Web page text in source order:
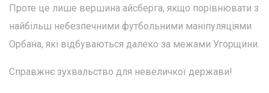
Проте це лише вершина айсберга, якщо порівнювати з
найбільш небезпечними футбольними маніпуляціями
Орбана, які відбуваються далеко за межами Угорщини.
Справжнє зухвальство для невеличкої держави!